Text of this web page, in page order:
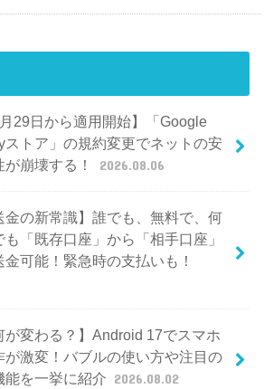
月29日から適用開始】「Google
ストア」の規約変更でネットの安
が崩壊する！
2026.08.06
金の新常識】誰でも、無料で、何
も「既存口座」から「相手口座」
金可能！緊急時の支払いも！
が変わる？】Android 17でスマホ
が激変！バブルの使い方や注目の
能を一挙に紹介 2026.08.02